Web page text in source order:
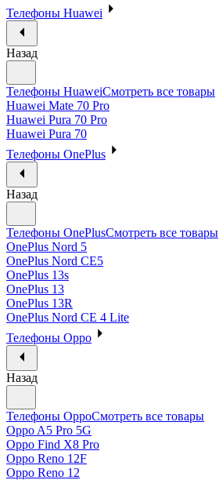
Телефоны Huawei
Назад
Телефоны HuaweiСмотреть все товары
Huawei Mate 70 Pro
Huawei Pura 70 Pro
Huawei Pura 70
Телефоны OnePlus
Назад
Телефоны OnePlusСмотреть все товары
OnePlus Nord 5
OnePlus Nord CE5
OnePlus 13s
OnePlus 13
OnePlus 13R
OnePlus Nord CE 4 Lite
Телефоны Oppo
Назад
Телефоны OppoСмотреть все товары
Oppo A5 Pro 5G
Oppo Find X8 Pro
Oppo Reno 12F
Oppo Reno 12